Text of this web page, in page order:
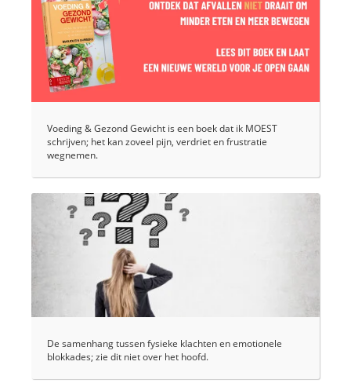
Voeding & Gezond Gewicht is een boek dat ik MOEST
schrijven; het kan zoveel pijn, verdriet en frustratie
wegnemen.
De samenhang tussen fysieke klachten en emotionele
blokkades; zie dit niet over het hoofd.